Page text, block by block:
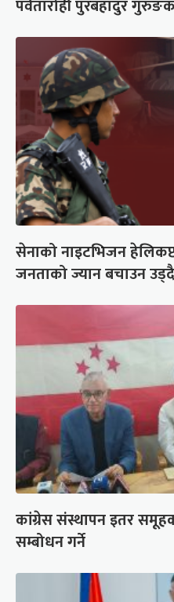
पर्वतारोही पुरबहादुर
सेनाको नाइटभिजन
जनताको ज्यान बचाउन
कांग्रेस संस्थापन इतर
सम्बोधन गर्ने